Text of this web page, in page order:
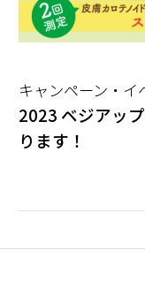
キャンペーン・イ
2023 ベジアッ
ります！